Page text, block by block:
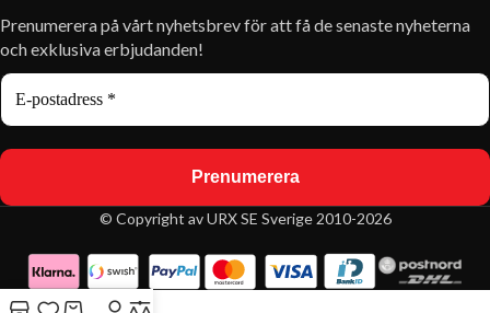
Prenumerera på vårt nyhetsbrev för att få de senaste nyheterna
och exklusiva erbjudanden!
© Copyright av URX SE Sverige 2010-2026